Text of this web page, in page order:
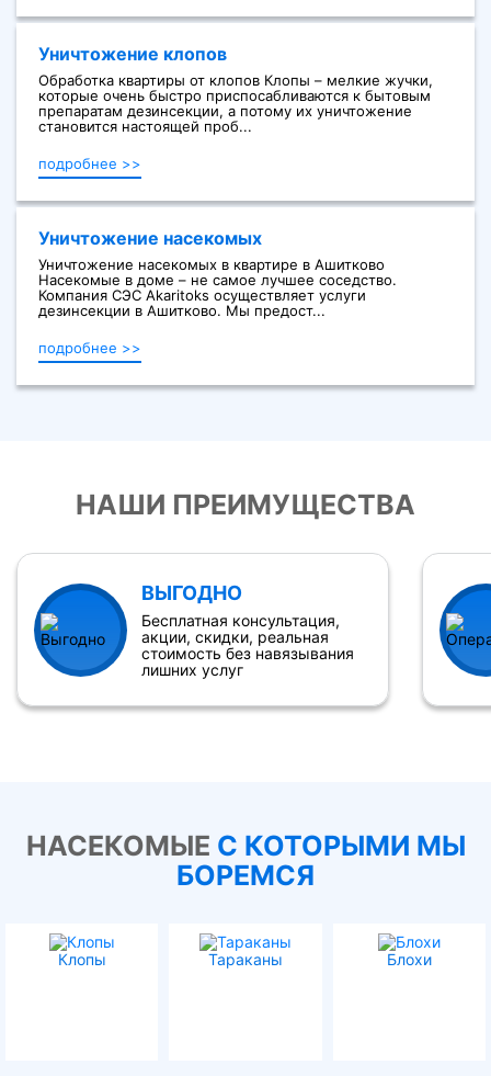
Уничтожение клопов
Обработка квартиры от клопов Клопы – мелкие жучки,
которые очень быстро приспосабливаются к бытовым
препаратам дезинсекции, а потому их уничтожение
становится настоящей проб...
подробнее >>
Уничтожение насекомых
Уничтожение насекомых в квартире в Ашитково
Насекомые в доме – не самое лучшее соседство.
Компания СЭС Akaritoks осуществляет услуги
дезинсекции в Ашитково. Мы предост...
подробнее >>
НАШИ ПРЕИМУЩЕСТВА
ВЫГОДНО
Бесплатная консультация,
акции, скидки, реальная
стоимость без навязывания
лишних услуг
НАСЕКОМЫЕ С КОТОРЫМИ МЫ
БОРЕМСЯ
Клопы Тараканы Блохи